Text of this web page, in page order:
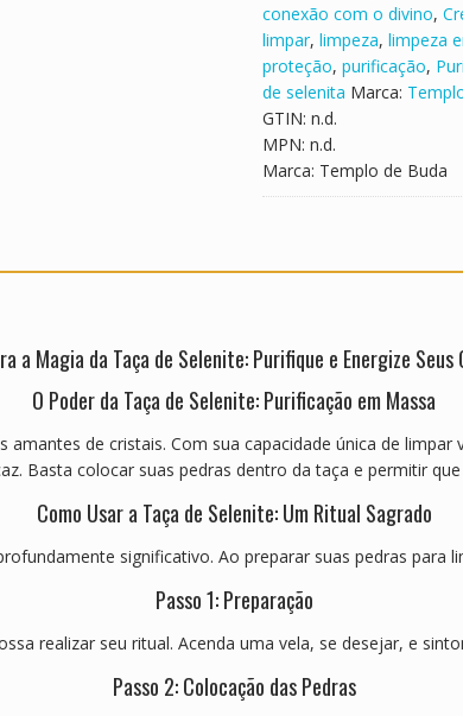
conexão com o divino,
limpar, limpeza, limpeza
proteção, purificação,
de selenita Marca:
GTIN: n.d.
MPN: n.d.
Marca: Templo de Buda
a Magia da Taça de Selenite: Purifique e Energize
O Poder da Taça de Selenite: Purificação em Massa
de cristais. Com sua capacidade única de
Basta colocar suas pedras dentro da taça e permitir
Como Usar a Taça de Selenite: Um Ritual Sagrado
significativo. Ao preparar suas pedras para
Passo 1: Preparação
realizar seu ritual. Acenda uma vela, se desejar, e
Passo 2: Colocação das Pedras